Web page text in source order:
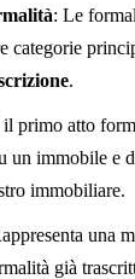
: Le
categorie
.
il primo atto
un immobile e
immobiliare.
una
già
visura
tre tipologie di